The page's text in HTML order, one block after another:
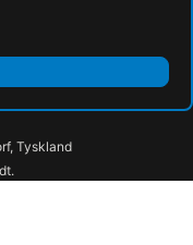
Tyskland